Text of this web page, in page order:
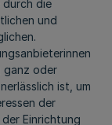
durch die
und
ganz oder
ist, um
der
Einrichtung